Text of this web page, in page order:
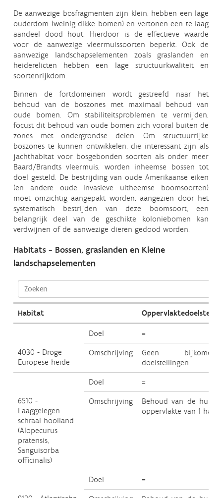
De aanwezige bosfragmenten zijn klein, hebben een lage
ouderdom (weinig dikke bomen) en vertonen een te laag
aandeel dood hout. Hierdoor is de effectieve waarde
voor de aanwezige vleermuissoorten beperkt. Ook de
aanwezige landschapselementen zoals graslanden en
heiderelicten hebben een lage structuurkwaliteit en
soortenrijkdom.
Binnen de fortdomeinen wordt gestreefd naar het
behoud van de boszones met maximaal behoud van
oude bomen. Om stabiliteitsproblemen te vermijden,
focust dit behoud van oude bomen zich vooral buiten de
zones met ondergrondse delen. Om structuurrijke
boszones te kunnen ontwikkelen, die interessant zijn als
jachthabitat voor bosgebonden soorten als onder meer
Baard/Brandts vleermuis, worden inheemse bossen tot
doel gesteld. De bestrijding van oude Amerikaanse eiken
(en andere oude invasieve uitheemse boomsoorten)
moet omzichtig aangepakt worden, aangezien door het
systematisch bestrijden van deze boomsoort, een
belangrijk deel van de geschikte koloniebomen kan
verdwijnen of de aanwezige dieren gedood worden.
Habitats - Bossen, graslanden en Kleine
landschapselementen
Habitat
Doel
=
4030 - Droge
Europese heide
Omschrijving
Geen
doelstellingen
Doel
=
6510 -
Laaggelegen
schraal hooiland
(Alopecurus
pratensis,
Sanguisorba
officinalis)
Omschrijving
Behoud van de
oppervlakte van 1 ha.
Doel
=